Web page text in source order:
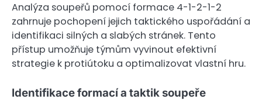
Analýza soupeřů pomocí formace 4-1-2-1-2
zahrnuje pochopení jejich taktického uspořádání a
identifikaci silných a slabých stránek. Tento
přístup umožňuje týmům vyvinout efektivní
strategie k protiútoku a optimalizovat vlastní hru.
Identifikace formací a taktik soupeře